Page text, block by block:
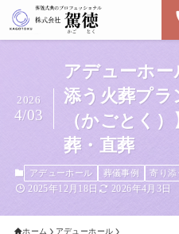
アデューホー
添う火葬プラ
（かごとく
葬・直葬
2026
4/03
アデューホール 葬儀事例 寄り添
2025年12月18日 2026年4月3日
ホーム
アデューホール